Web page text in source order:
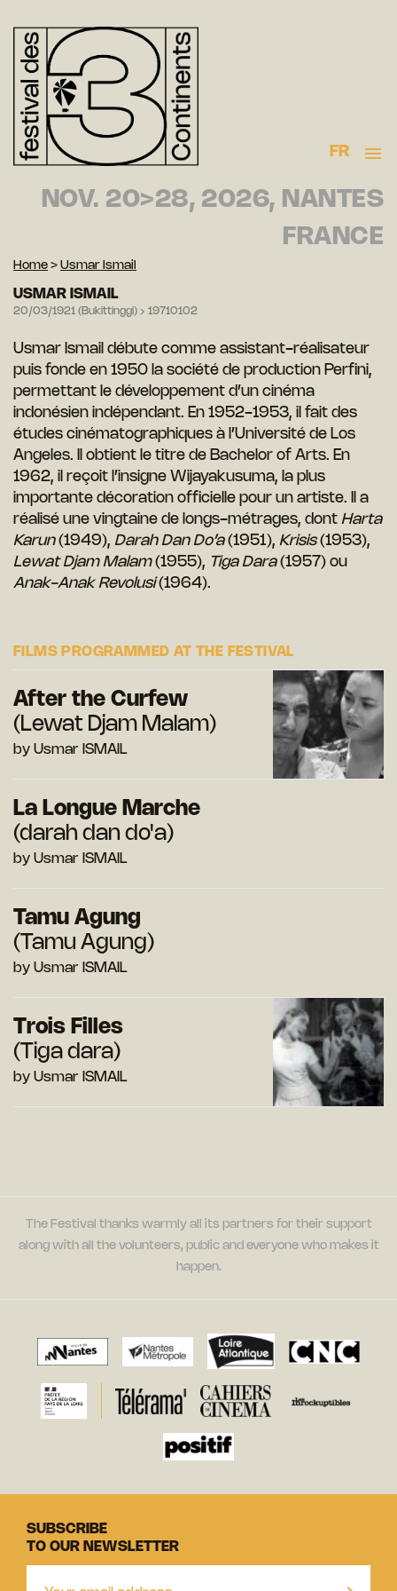
FR
NOV. 20>28, 2026, NANTES
FRANCE
Home > Usmar Ismail
USMAR ISMAIL
20/03/1921 (Bukittinggi) › 19710102
Usmar Ismail débute comme assistant-réalisateur
puis fonde en 1950 la société de production Perfini,
permettant le développement d’un cinéma
indonésien indépendant. En 1952-1953, il fait des
études cinématographiques à l’Université de Los
Angeles. Il obtient le titre de Bachelor of Arts. En
1962, il reçoit l’insigne Wijayakusuma, la plus
importante décoration officielle pour un artiste. Il a
réalisé une vingtaine de longs-métrages, dont Harta
Karun(1949), Darah Dan Do’a(1951), Krisis(1953),
Lewat Djam Malam(1955), Tiga Dara(1957) ou
Anak-Anak Revolusi(1964).
FILMS PROGRAMMED AT THE FESTIVAL
After the Curfew
(Lewat Djam Malam)
by Usmar ISMAIL
La Longue Marche
(darah dan do'a)
by Usmar ISMAIL
Tamu Agung
(Tamu Agung)
by Usmar ISMAIL
Trois Filles
(Tiga dara)
by Usmar ISMAIL
The Festival thanks warmly all its partners for their support
along with all the volunteers, public and everyone who makes it
happen.
SUBSCRIBE
TO OUR NEWSLETTER